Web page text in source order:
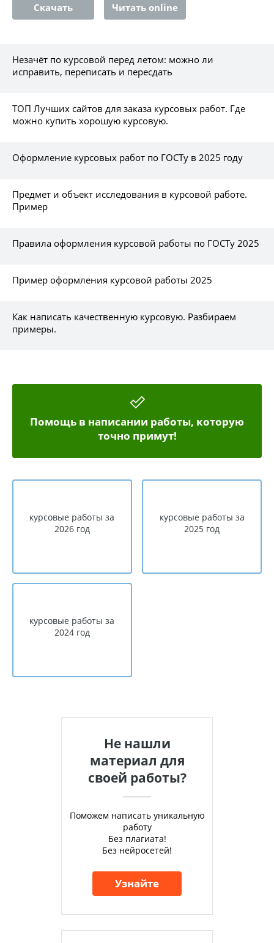
Скачать Читать online
Незачёт по курсовой перед летом: можно ли
исправить, переписать и пересдать
ТОП Лучших сайтов для заказа курсовых работ. Где
можно купить хорошую курсовую.
Оформление курсовых работ по ГОСТу в 2025 году
Предмет и объект исследования в курсовой работе.
Пример
Правила оформления курсовой работы по ГОСТу 2025
Пример оформления курсовой работы 2025
Как написать качественную курсовую. Разбираем
примеры.
Помощь в написании работы, которую
точно примут!
курсовые работы за
2026 год
курсовые работы за
2025 год
курсовые работы за
2024 год
Не нашли
материал для
своей работы?
Поможем написать уникальную
работу
Без плагиата!
Без нейросетей!
Узнайте